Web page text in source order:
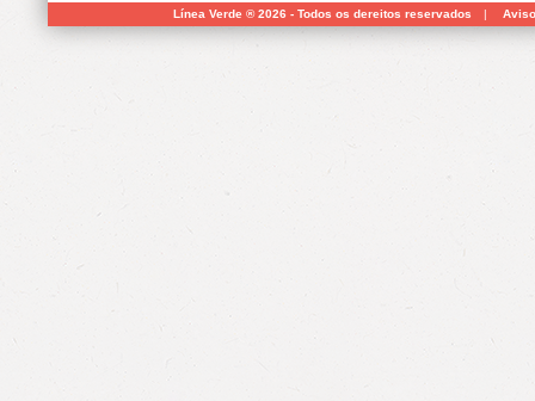
Línea Verde ® 2026 - Todos os dereitos reservados |